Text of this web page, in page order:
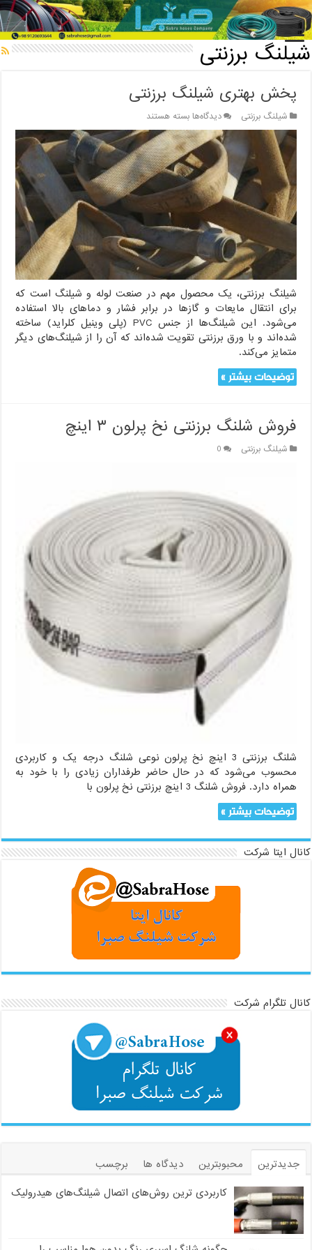
خانه / شیلنگ برزنتی
شیلنگ برزنتی
پخش بهتری شیلنگ برزنتی
شیلنگ برزنتی دیدگاه‌هابرای
پخش
بهتری
شیلنگ
برزنتی
بسته هستند
شیلنگ برزنتی، یک محصول مهم در صنعت لوله و شیلنگ است که
برای انتقال مایعات و گازها در برابر فشار و دماهای بالا استفاده
می‌شود. این شیلنگ‌ها از جنس PVC (پلی وینیل کلراید) ساخته
شده‌اند و با ورق برزنتی تقویت شده‌اند که آن را از شیلنگ‌های دیگر
متمایز می‌کند.
توضیحات بیشتر »
فروش شلنگ برزنتی نخ پرلون ۳ اینچ
شیلنگ برزنتی 0
شلنگ برزنتی 3 اینچ نخ پرلون نوعی شلنگ درجه یک و کاربردی
محسوب می‌شود که در حال حاضر طرفداران زیادی را با خود به
همراه دارد. فروش شلنگ 3 اینچ برزنتی نخ پرلون با
توضیحات بیشتر »
کانال ایتا شرکت
کانال تلگرام شرکت
جدیدترین محبوبترین دیدگاه ها
برچسب
کاربردی ترین روش‌های اتصال شیلنگ‌های هیدرولیک